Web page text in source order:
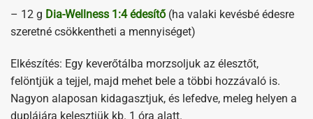
– 12 g Dia-Wellness 1:4 édesítő (ha valaki kevésbé édesre
szeretné csökkentheti a mennyiséget)
Elkészítés: Egy keverőtálba morzsoljuk az élesztőt,
felöntjük a tejjel, majd mehet bele a többi hozzávaló is.
Nagyon alaposan kidagasztjuk, és lefedve, meleg helyen a
duplájára kelesztjük kb. 1 óra alatt.